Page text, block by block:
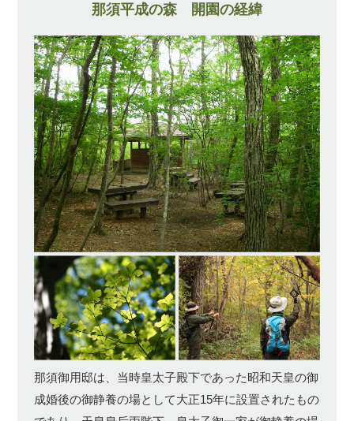
那須平成の森 開園の経緯
那須御用邸は、当時皇太子殿下であった昭和天皇の御
成婚後の御静養の場として大正15年に設置されたもの